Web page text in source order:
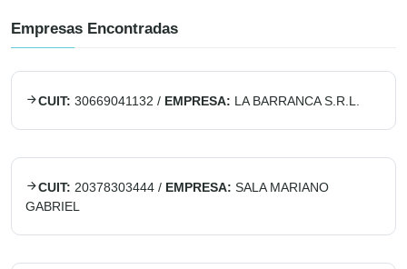
Empresas Encontradas
CUIT: 30669041132 / EMPRESA: LA BARRANCA S.R.L.
CUIT: 20378303444 / EMPRESA: SALA MARIANO
GABRIEL